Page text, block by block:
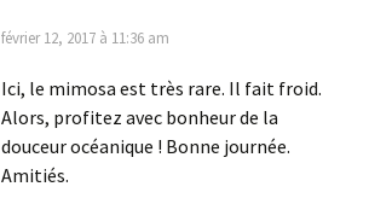
février 12, 2017 à 11:36 am
Ici, le mimosa est très rare. Il fait froid.
Alors, profitez avec bonheur de la
douceur océanique ! Bonne journée.
Amitiés.